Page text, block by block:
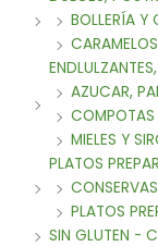
BOLLERÍA Y
AZUCAR,
COMPOTAS
MIELES Y
PLATOS
PLATOS
SIN GLUTEN -